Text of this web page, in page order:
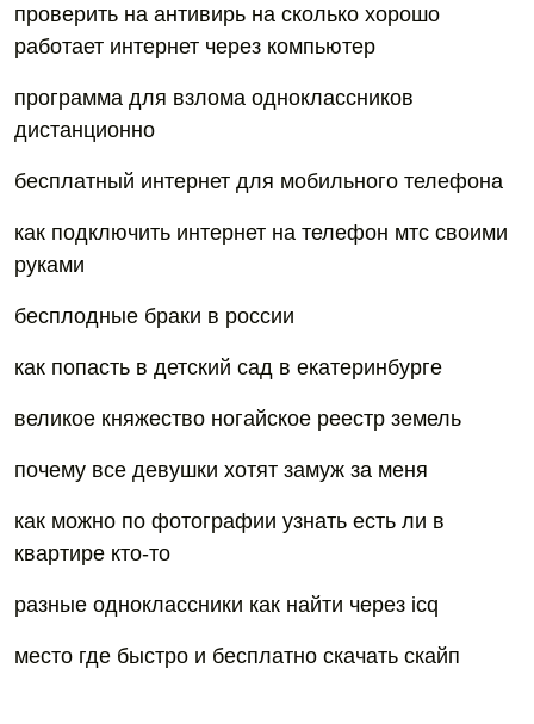
проверить на антивирь на сколько хорошо
работает интернет через компьютер
программа для взлома одноклассников
дистанционно
бесплатный интернет для мобильного телефона
как подключить интернет на телефон мтс своими
руками
бесплодные браки в россии
как попасть в детский сад в екатеринбурге
великое княжество ногайское реестр земель
почему все девушки хотят замуж за меня
как можно по фотографии узнать есть ли в
квартире кто-то
разные одноклассники как найти через icq
место где быстро и бесплатно скачать скайп